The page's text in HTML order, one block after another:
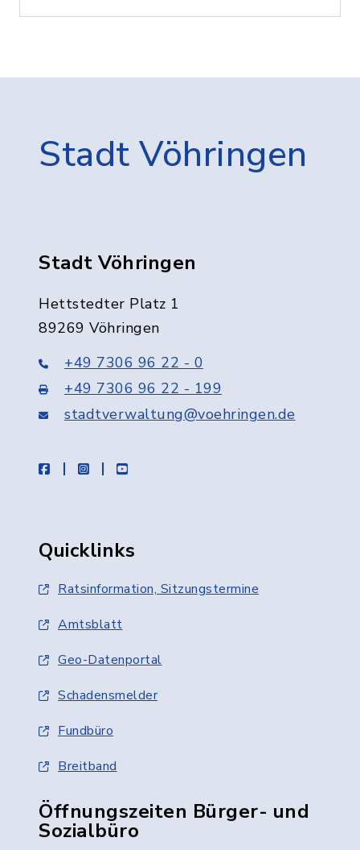
Stadt Vöhringen
Stadt Vöhringen
Hettstedter Platz 1
89269 Vöhringen
+49 7306 96 22 - 0
+49 7306 96 22 - 199
stadtverwaltung@voehringen.de
facebookinstagramyoutube
Quicklinks
Ratsinformation, Sitzungstermine
Amtsblatt
Geo-Datenportal
Schadensmelder
Fundbüro
Breitband
Öffnungszeiten Bürger- und
Sozialbüro